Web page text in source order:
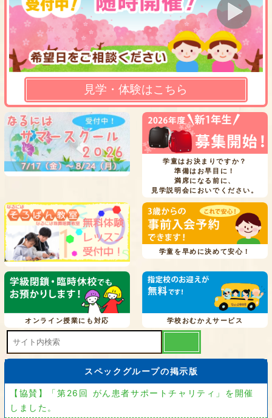
見学・体験はこちら
学童はお決まりですか？
準備はお早目に！
満席になる前に、
見学説明会においでください。
学童を早めに決めて安心！
オンライン授業にも対応 学校おむかえサービス
スペックグループの掲示版
【協賛】「第26回 がん患者サポートチャリティ」を開催
しました。